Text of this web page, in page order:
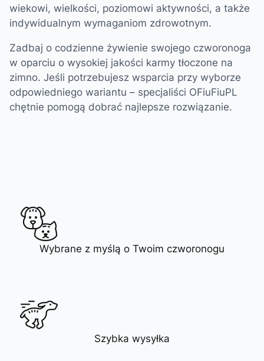
wiekowi, wielkości, poziomowi aktywności, a także
indywidualnym wymaganiom zdrowotnym.
Zadbaj o codzienne żywienie swojego czworonoga
w oparciu o wysokiej jakości karmy tłoczone na
zimno. Jeśli potrzebujesz wsparcia przy wyborze
odpowiedniego wariantu – specjaliści OFiuFiuPL
chętnie pomogą dobrać najlepsze rozwiązanie.
Wybrane z myślą o Twoim czworonogu
Szybka wysyłka